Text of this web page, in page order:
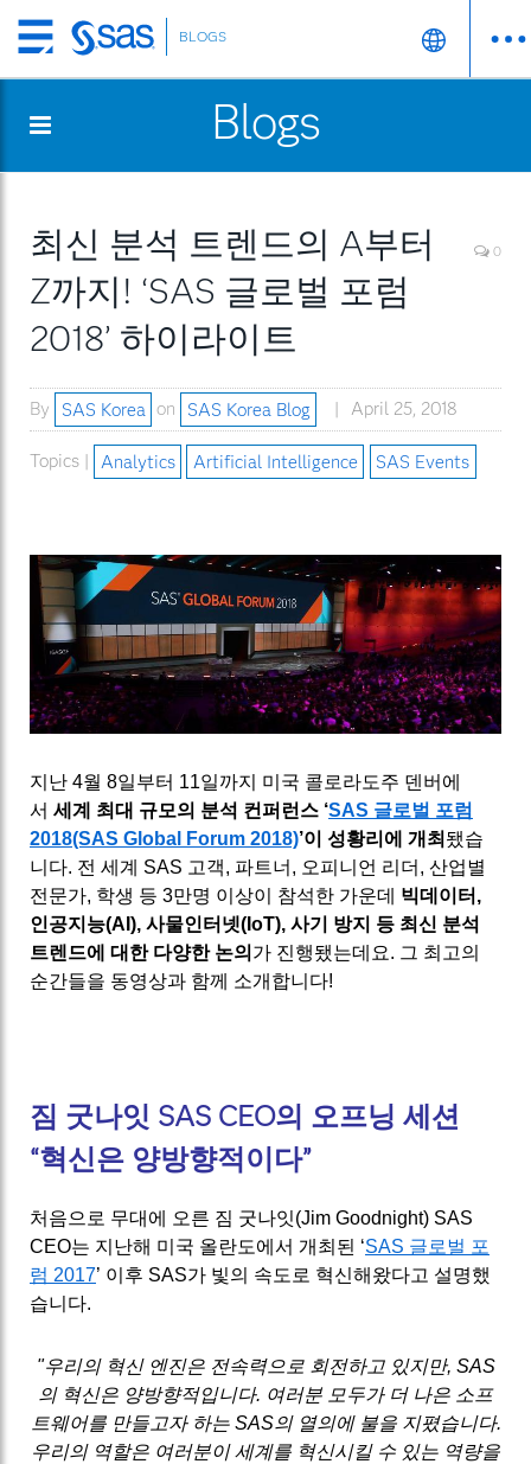
Skip
to
content
BLOGS
Blogs
최신 분석 트렌드의 A부터
Z까지! ‘SAS 글로벌 포럼
2018’ 하이라이트
0
By SAS Korea on SAS Korea Blog April 25, 2018
Topics | Analytics Artificial Intelligence SAS Events
지난 4월 8일부터 11일까지 미국 콜로라도주 덴버에
서 세계 최대 규모의 분석 컨퍼런스 ‘SAS 글로벌 포럼
2018(SAS Global Forum 2018)’이 성황리에 개최 됐습
니다. 전 세계 SAS 고객, 파트너, 오피니언 리더, 산업별
전문가, 학생 등 3만명 이상이 참석한 가운데 빅데이터,
인공지능(AI), 사물인터넷(IoT), 사기 방지 등 최신 분석
트렌드에 대한 다양한 논의 가 진행됐는데요. 그 최고의
순간들을 동영상과 함께 소개합니다!
짐 굿나잇 SAS CEO의 오프닝 세션
“혁신은 양방향적이다”
처음으로 무대에 오른 짐 굿나잇(Jim Goodnight) SAS
CEO는 지난해 미국 올란도에서 개최된 ‘SAS 글로벌 포
럼 2017’ 이후 SAS가 빛의 속도로 혁신해왔다고 설명했
습니다.
"우리의 혁신 엔진은 전속력으로 회전하고 있지만, SAS
의 혁신은 양방향적입니다. 여러분 모두가 더 나은 소프
트웨어를 만들고자 하는 SAS의 열의에 불을 지폈습니다.
우리의 역할은 여러분이 세계를 혁신시킬 수 있는 역량을